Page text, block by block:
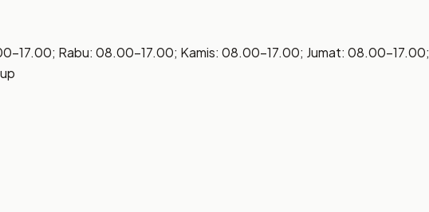
Rabu: 08.00–17.00; Kamis: 08.00–17.00; Jumat: 08.00–17.00;